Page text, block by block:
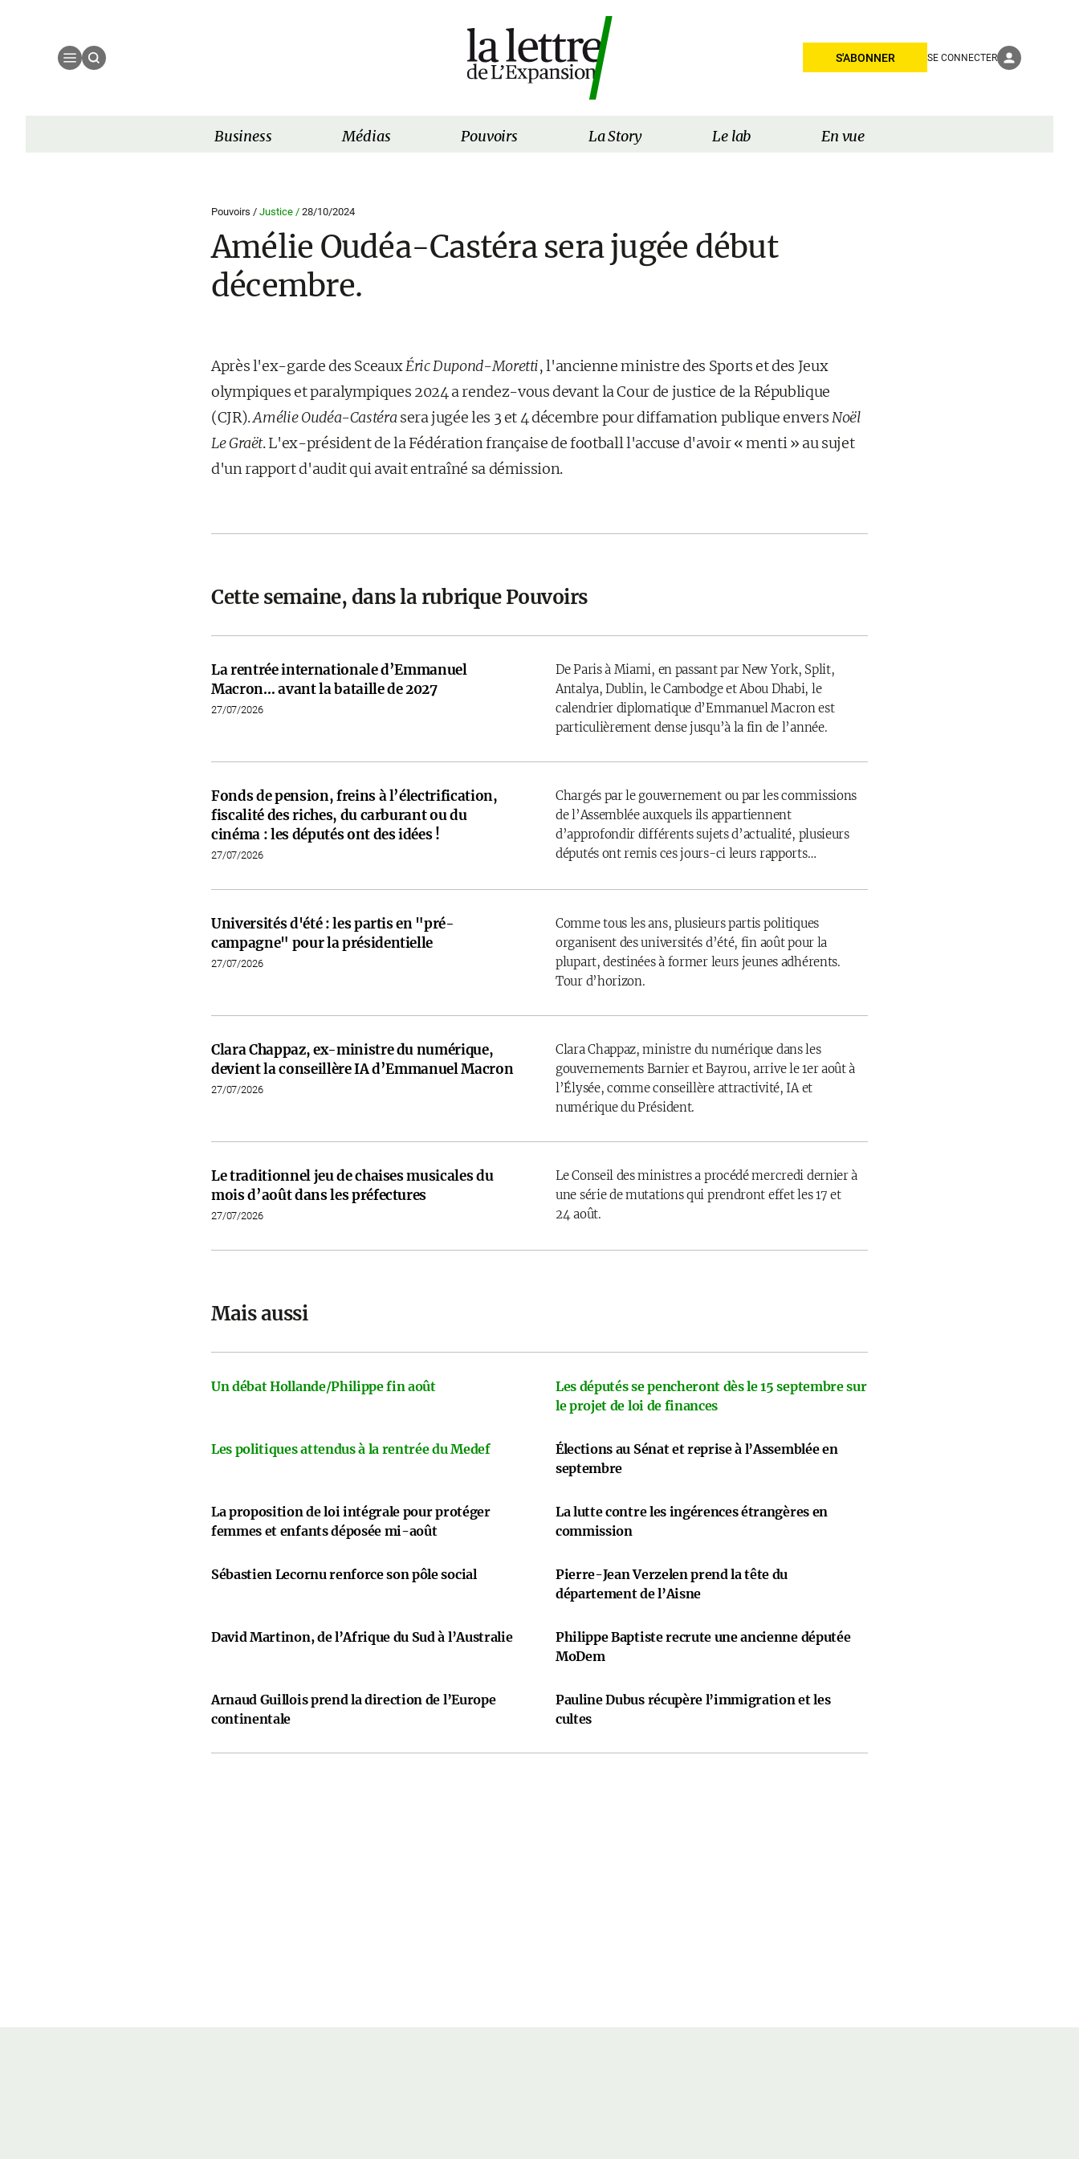
S'ABONNER SE CONNECTER
Business Médias Pouvoirs La Story Le lab En vue
Pouvoirs / Justice / 28/10/2024
Amélie Oudéa-Castéra sera jugée début
décembre.
Après l'ex-garde des SceauxÉric Dupond-Moretti, l'ancienne ministre des Sports et des Jeux
olympiques et paralympiques 2024 a rendez-vous devant la Cour de justice de la République
(CJR).Amélie Oudéa-Castérasera jugée les 3 et 4 décembre pour diffamation publique enversNoël
Le Graët. L'ex-président de la Fédération française de football l'accuse d'avoir « menti » au sujet
d'un rapport d'audit qui avait entraîné sa démission.
Cette semaine, dans la rubrique Pouvoirs
La rentrée internationale d’Emmanuel
Macron… avant la bataille de 2027
27/07/2026
De Paris à Miami, en passant par New York, Split,
Antalya, Dublin, le Cambodge et Abou Dhabi, le
calendrier diplomatique d’Emmanuel Macron est
particulièrement dense jusqu’à la fin de l’année.
Fonds de pension, freins à l’électrification,
fiscalité des riches, du carburant ou du
cinéma : les députés ont des idées !
27/07/2026
Chargés par le gouvernement ou par les commissions
de l’Assemblée auxquels ils appartiennent
d’approfondir différents sujets d’actualité, plusieurs
députés ont remis ces jours-ci leurs rapports…
Universités d'été : les partis en "pré-
campagne" pour la présidentielle
27/07/2026
Comme tous les ans, plusieurs partis politiques
organisent des universités d’été, fin août pour la
plupart, destinées à former leurs jeunes adhérents.
Tour d’horizon.
Clara Chappaz, ex-ministre du numérique,
devient la conseillère IA d’Emmanuel Macron
27/07/2026
Clara Chappaz, ministre du numérique dans les
gouvernements Barnier et Bayrou, arrive le 1er août à
l’Élysée, comme conseillère attractivité, IA et
numérique du Président.
Le traditionnel jeu de chaises musicales du
mois d’août dans les préfectures
27/07/2026
Le Conseil des ministres a procédé mercredi dernier à
une série de mutations qui prendront effet les 17 et
24 août.
Mais aussi
Un débat Hollande/Philippe fin août
Les députés se pencheront dès le 15 septembre sur
le projet de loi de finances
Les politiques attendus à la rentrée du Medef
Élections au Sénat et reprise à l’Assemblée en
septembre
La proposition de loi intégrale pour protéger
femmes et enfants déposée mi-août
La lutte contre les ingérences étrangères en
commission
Sébastien Lecornu renforce son pôle social
Pierre-Jean Verzelen prend la tête du
département de l’Aisne
David Martinon, de l’Afrique du Sud à l’Australie
Philippe Baptiste recrute une ancienne députée
MoDem
Arnaud Guillois prend la direction de l’Europe
continentale
Pauline Dubus récupère l’immigration et les
cultes